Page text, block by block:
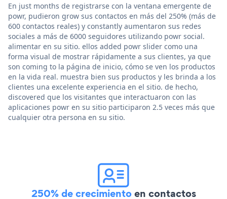
En just months de registrarse con la ventana emergente de
powr, pudieron grow sus contactos en más del 250% (más de
600 contactos reales) y constantly aumentaron sus redes
sociales a más de 6000 seguidores utilizando powr social.
alimentar en su sitio. ellos added powr slider como una
forma visual de mostrar rápidamente a sus clientes, ya que
son coming to la página de inicio, cómo se ven los productos
en la vida real. muestra bien sus productos y les brinda a los
clientes una excelente experiencia en el sitio. de hecho,
discovered que los visitantes que interactuaron con las
aplicaciones powr en su sitio participaron 2.5 veces más que
cualquier otra persona en su sitio.
250% de crecimientoen contactos